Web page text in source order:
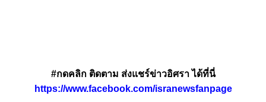
#กดคลิก ติดตาม ส่งแชร์ข่าวอิศรา ได้ที่นี่
https://www.facebook.com/isranewsfanpage